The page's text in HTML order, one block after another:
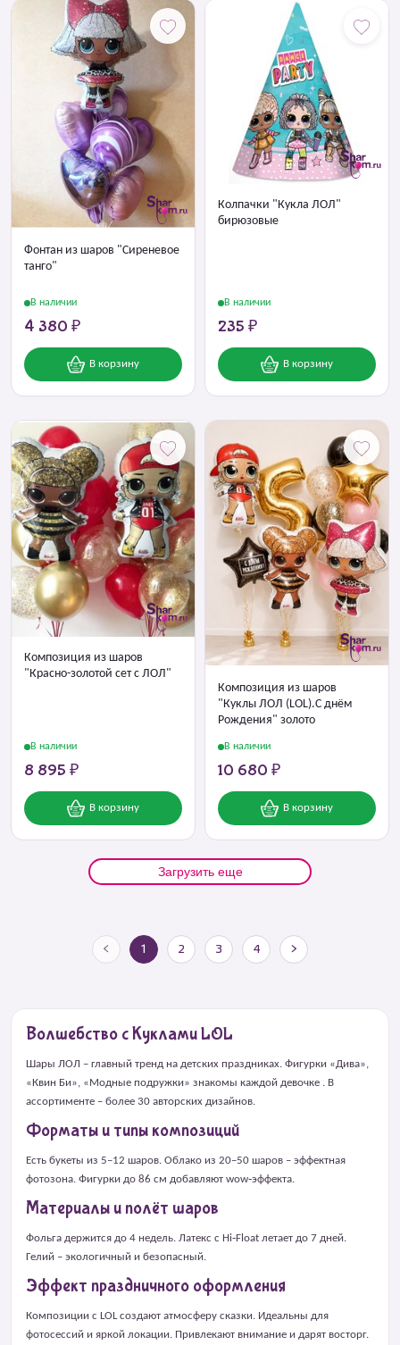
Фонтан из шаров "Сиреневое
танго"
В наличии
4 380 ₽
В корзину
Колпачки "Кукла ЛОЛ"
бирюзовые
В наличии
235 ₽
В корзину
Композиция из шаров
"Красно-золотой сет с ЛОЛ"
В наличии
8 895 ₽
В корзину
Композиция из шаров
"Куклы ЛОЛ (LOL).С днём
Рождения" золото
В наличии
10 680 ₽
В корзину
Загрузить еще
< 1 2 3 4 >
Волшебство с Куклами LOL
Шары ЛОЛ – главный тренд на детских праздниках. Фигурки «Дива»,
«Квин Би», «Модные подружки» знакомы каждой девочке . В
ассортименте – более 30 авторских дизайнов.
Форматы и типы композиций
Есть букеты из 5–12 шаров. Облако из 20–50 шаров – эффектная
фотозона. Фигурки до 86 см добавляют wow‑эффекта.
Материалы и полёт шаров
Фольга держится до 4 недель. Латекс с Hi‑Float летает до 7 дней.
Гелий – экологичный и безопасный.
Эффект праздничного оформления
Композиции с LOL создают атмосферу сказки. Идеальны для
фотосессий и яркой локации. Привлекают внимание и дарят восторг.